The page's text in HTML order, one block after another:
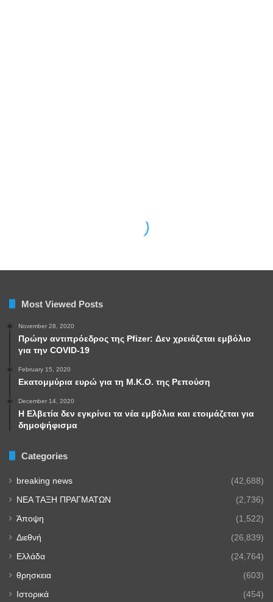
Most Viewed Posts
November 28, 2020
Πρώην αντιπρόεδρος της Pfizer: Δεν χρειάζεται εμβόλιο
για την COVID-19
February 15, 2020
Εκατομμύρια ευρώ για τη Μ.Κ.Ο. της Ρεπούση
December 14, 2020
Η Ελβετία δεν εγκρίνει τα νέα εμβόλια και ετοιμάζεται για
δημοψήφισμα
Categories
breaking news (42,688)
NEA TAΞΗ ΠΡΑΓΜΑΤΩΝ (2,736)
Άποψη (1,522)
Διεθνή (26,839)
Ελλάδα (24,764)
θρησκεια (603)
Ιστορικά (454)